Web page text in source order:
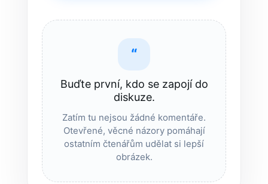
“
Buďte první, kdo se zapojí do
diskuze.
Zatím tu nejsou žádné komentáře.
Otevřené, věcné názory pomáhají
ostatním čtenářům udělat si lepší
obrázek.